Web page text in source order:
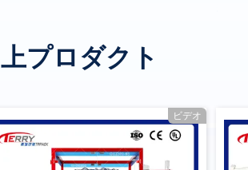
上プロダクト
ビデオ